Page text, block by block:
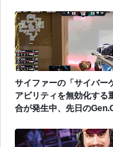
サイファーの「サイバー
アビリティを無効化する
合が発生中、先日の